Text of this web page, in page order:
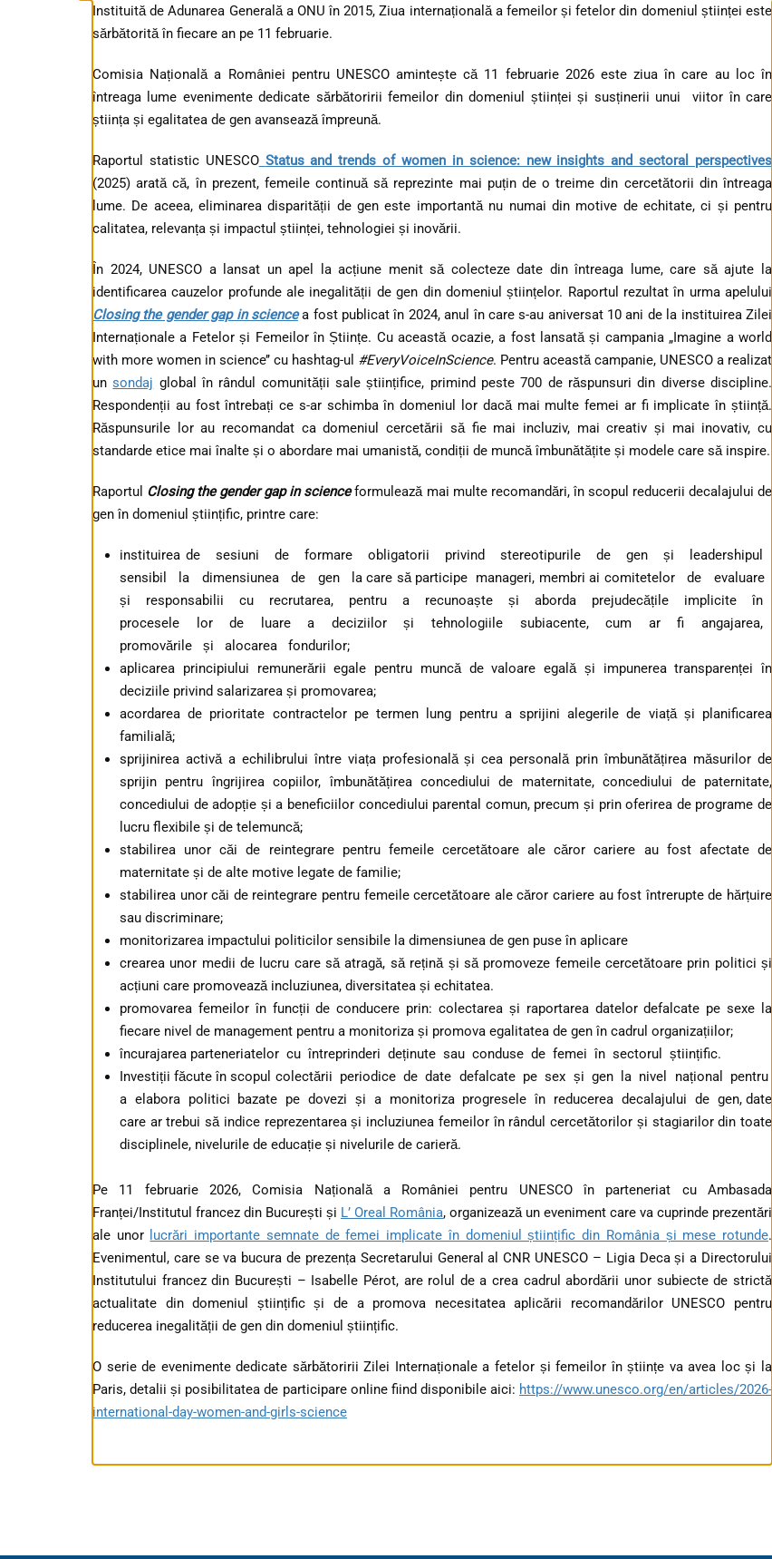
Instituită de Adunarea Generală a ONU în 2015, Ziua internațională a femeilor și fetelor din domeniul științei este
sărbătorită în fiecare an pe 11 februarie.
Comisia Națională a României pentru UNESCO amintește că 11 februarie 2026 este ziua în care au loc în
întreaga lume evenimente dedicate sărbătoririi femeilor din domeniul științei și susținerii unui viitor în care
știința și egalitatea de gen avansează împreună.
Raportul statistic UNESCO Status and trends of women in science: new insights and sectoral perspectives
(2025) arată că, în prezent, femeile continuă să reprezinte mai puțin de o treime din cercetătorii din întreaga
lume. De aceea, eliminarea disparității de gen este importantă nu numai din motive de echitate, ci și pentru
calitatea, relevanța și impactul științei, tehnologiei și inovării.
În 2024, UNESCO a lansat un apel la acțiune menit să colecteze date din întreaga lume, care să ajute la
identificarea cauzelor profunde ale inegalității de gen din domeniul științelor. Raportul rezultat în urma apelului
Closing the gender gap in sciencea fost publicat în 2024, anul în care s-au aniversat 10 ani de la instituirea Zilei
Internaționale a Fetelor și Femeilor în Științe. Cu această ocazie, a fost lansată și campania „Imagine a world
with more women in science’’ cu hashtag-ul #EveryVoiceInScience. Pentru această campanie, UNESCO a realizat
unsondaj global în rândul comunității sale științifice, primind peste 700 de răspunsuri din diverse discipline.
Respondenții au fost întrebați ce s-ar schimba în domeniul lor dacă mai multe femei ar fi implicate în știință.
Răspunsurile lor au recomandat ca domeniul cercetării să fie mai incluziv, mai creativ și mai inovativ, cu
standarde etice mai înalte și o abordare mai umanistă, condiții de muncă îmbunătățite și modele care să inspire.
Raportul Closing the gender gap in scienceformulează mai multe recomandări, în scopul reducerii decalajului de
gen în domeniul științific, printre care:
instituirea de sesiuni de formare obligatorii privind stereotipurile de gen și leadershipul
sensibil la dimensiunea de gen la care să participe manageri, membri ai comitetelor de evaluare
și responsabilii cu recrutarea, pentru a recunoaște și aborda prejudecățile implicite în
procesele lor de luare a deciziilor și tehnologiile subiacente, cum ar fi angajarea,
promovările și alocarea fondurilor;
aplicarea principiului remunerării egale pentru muncă de valoare egală și impunerea transparenței în
deciziile privind salarizarea și promovarea;
acordarea de prioritate contractelor pe termen lung pentru a sprijini alegerile de viață și planificarea
familială;
sprijinirea activă a echilibrului între viața profesională și cea personală prin îmbunătățirea măsurilor de
sprijin pentru îngrijirea copiilor, îmbunătățirea concediului de maternitate, concediului de paternitate,
concediului de adopție și a beneficiilor concediului parental comun, precum și prin oferirea de programe de
lucru flexibile și de telemuncă;
stabilirea unor căi de reintegrare pentru femeile cercetătoare ale căror cariere au fost afectate de
maternitate și de alte motive legate de familie;
stabilirea unor căi de reintegrare pentru femeile cercetătoare ale căror cariere au fost întrerupte de hărțuire
sau discriminare;
monitorizarea impactului politicilor sensibile la dimensiunea de gen puse în aplicare
crearea unor medii de lucru care să atragă, să rețină și să promoveze femeile cercetătoare prin politici și
acțiuni care promovează incluziunea, diversitatea și echitatea.
promovarea femeilor în funcții de conducere prin: colectarea și raportarea datelor defalcate pe sexe la
fiecare nivel de management pentru a monitoriza și promova egalitatea de gen în cadrul organizațiilor;
încurajarea parteneriatelor cu întreprinderi deținute sau conduse de femei în sectorul științific.
Investiții făcute în scopul colectării periodice de date defalcate pe sex și gen la nivel național pentru
a elabora politici bazate pe dovezi și a monitoriza progresele în reducerea decalajului de gen, date
care ar trebui să indice reprezentarea și incluziunea femeilor în rândul cercetătorilor și stagiarilor din toate
disciplinele, nivelurile de educație și nivelurile de carieră.
Pe 11 februarie 2026, Comisia Națională a României pentru UNESCO în parteneriat cu Ambasada
Franței/Institutul francez din București și L’ Oreal România, organizează un eveniment care va cuprinde prezentări
ale unor
lucrări importante semnate de femei implicate în domeniul științific din România și mese rotunde.
Evenimentul, care se va bucura de prezența Secretarului General al CNR UNESCO – Ligia Deca și a Directorului
Institutului francez din București – Isabelle Pérot, are rolul de a crea cadrul abordării unor subiecte de strictă
actualitate din domeniul științific și de a promova necesitatea aplicării recomandărilor UNESCO pentru
reducerea inegalității de gen din domeniul științific.
O serie de evenimente dedicate sărbătoririi Zilei Internaționale a fetelor și femeilor în științe va avea loc și la
Paris, detalii și posibilitatea de participare online fiind disponibile aici: https://www.unesco.org/en/articles/2026-
international-day-women-and-girls-science